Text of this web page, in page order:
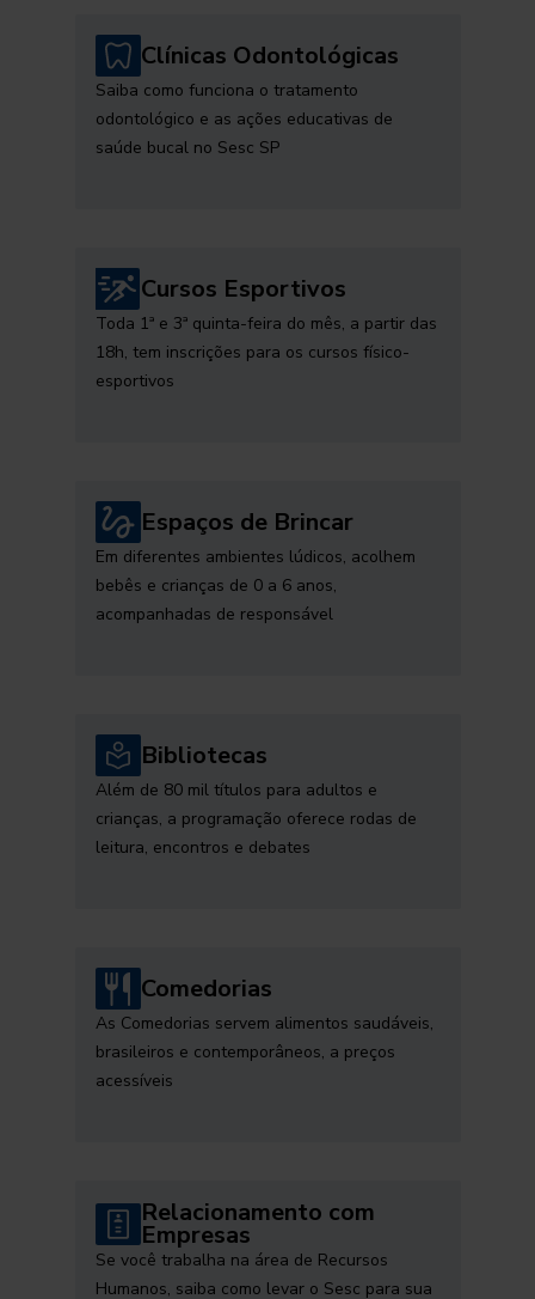
Clínicas Odontológicas
Saiba como funciona o tratamento
odontológico e as ações educativas de
saúde bucal no Sesc SP
Cursos Esportivos
Toda 1ª e 3ª quinta-feira do mês, a partir das
18h, tem inscrições para os cursos físico-
esportivos
Espaços de Brincar
Em diferentes ambientes lúdicos, acolhem
bebês e crianças de 0 a 6 anos,
acompanhadas de responsável
Bibliotecas
Além de 80 mil títulos para adultos e
crianças, a programação oferece rodas de
leitura, encontros e debates
Comedorias
As Comedorias servem alimentos saudáveis,
brasileiros e contemporâneos, a preços
acessíveis
Relacionamento com
Empresas
Se você trabalha na área de Recursos
Humanos, saiba como levar o Sesc para sua